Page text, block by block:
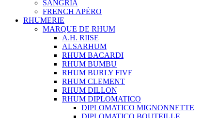
SANGRIA
FRENCH APÉRO
RHUMERIE
MARQUE DE RHUM
A.H. RIISE
ALSARHUM
RHUM BACARDI
RHUM BUMBU
RHUM BURLY FIVE
RHUM CLEMENT
RHUM DILLON
RHUM DIPLOMATICO
DIPLOMATICO MIGNONNETTE
DIPLOMATICO BOUTEILLE